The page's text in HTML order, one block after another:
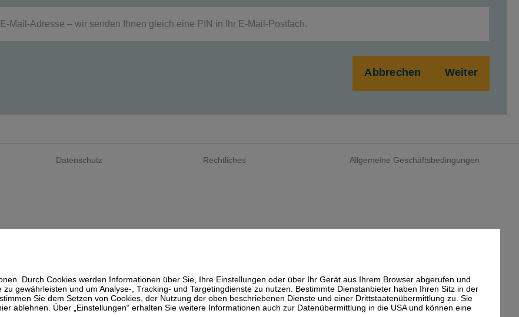
E-Mail-Adresse – wir senden Ihnen gleich eine PIN in Ihr E-Mail-Postfach.
Weiter
Abbrechen
Datenschutz Rechtliches
Allgemeine Geschäftsbedingungen
Durch Cookies werden Informationen über Sie, Ihre Einstellungen oder über Ihr Gerät aus Ihrem Browser abgerufen und
gewährleisten und um Analyse-, Tracking- und Targetingdienste zu nutzen. Bestimmte Dienstanbieter haben Ihren Sitz in der
Sie dem Setzen von Cookies, der Nutzung der oben beschriebenen Dienste und einer Drittstaatenübermittlung zu. Sie
ablehnen . Über „Einstellungen“ erhalten Sie weitere Informationen auch zur Datenübermittlung in die USA und können eine